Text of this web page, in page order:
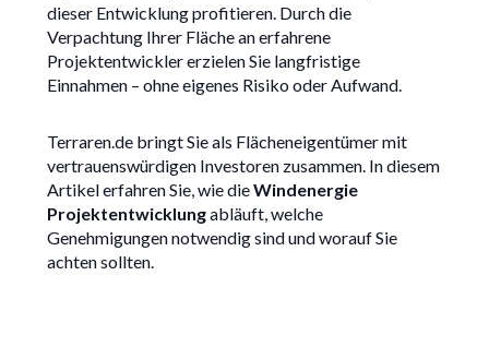
dieser Entwicklung profitieren. Durch die
Verpachtung Ihrer Fläche an erfahrene
Projektentwickler erzielen Sie langfristige
Einnahmen – ohne eigenes Risiko oder Aufwand.
Terraren.de bringt Sie als Flächeneigentümer mit
vertrauenswürdigen Investoren zusammen. In diesem
Artikel erfahren Sie, wie dieWindenergie
Projektentwicklungabläuft, welche
Genehmigungen notwendig sind und worauf Sie
achten sollten.